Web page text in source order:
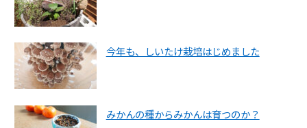
今年も、しいたけ栽培はじめました
みかんの種からみかんは育つのか？